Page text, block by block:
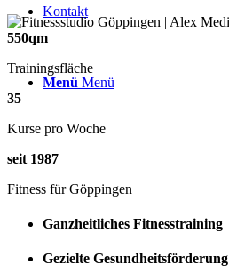
Kontakt
Menü Menü
550qm
Trainingsfläche
35
Kurse pro Woche
seit 1987
Fitness für Göppingen
Ganzheitliches Fitnesstraining
Gezielte Gesundheitsförderung